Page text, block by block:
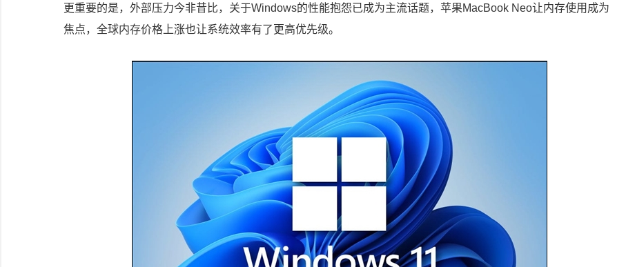
更重要的是，外部压力今非昔比，关于Windows的性能抱怨已成为主流话题，苹果MacBook Neo让内存使用成为
焦点，全球内存价格上涨也让系统效率有了更高优先级。